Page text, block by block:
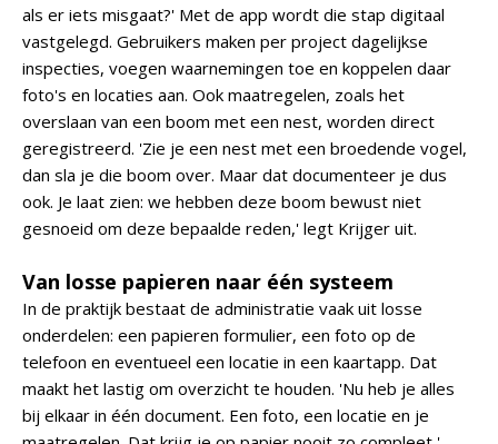
als er iets misgaat?' Met de app wordt die stap digitaal
vastgelegd. Gebruikers maken per project dagelijkse
inspecties, voegen waarnemingen toe en koppelen daar
foto's en locaties aan. Ook maatregelen, zoals het
overslaan van een boom met een nest, worden direct
geregistreerd. 'Zie je een nest met een broedende vogel,
dan sla je die boom over. Maar dat documenteer je dus
ook. Je laat zien: we hebben deze boom bewust niet
gesnoeid om deze bepaalde reden,' legt Krijger uit.
Van losse papieren naar één systeem
In de praktijk bestaat de administratie vaak uit losse
onderdelen: een papieren formulier, een foto op de
telefoon en eventueel een locatie in een kaartapp. Dat
maakt het lastig om overzicht te houden. 'Nu heb je alles
bij elkaar in één document. Een foto, een locatie en je